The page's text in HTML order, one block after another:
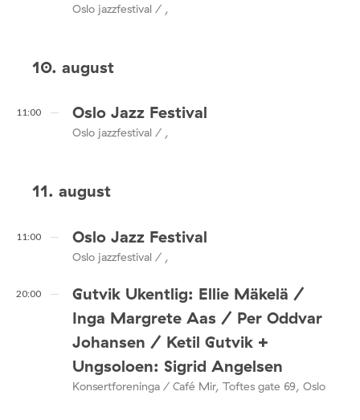
Oslo jazzfestival / ,
10. august
11:00 Oslo Jazz Festival
Oslo jazzfestival / ,
11. august
11:00 Oslo Jazz Festival
Oslo jazzfestival / ,
20:00
Gutvik Ukentlig: Ellie Mäkelä /
Inga Margrete Aas / Per Oddvar
Johansen / Ketil Gutvik +
Ungsoloen: Sigrid Angelsen
Konsertforeninga / Café Mir, Toftes gate 69, Oslo